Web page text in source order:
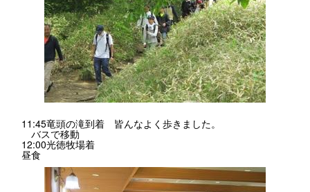
11:45竜頭の滝到着 皆んなよく歩きました。
バスで移動
12:00光徳牧場着
昼食